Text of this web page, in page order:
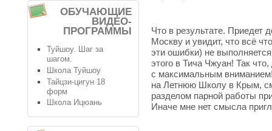
Что в результате. Приедет
Москву и увидит, что всё
эти ошибки) не
этого в Тича Чжуан! Так
с максимальным
на Летнюю Школу в Крым,
разделом парной работы
Иначе мне нет смысла
ОБУЧАЮЩИЕ
ВИДЕО-
ПРОГРАММЫ
Туйшоу. Шаг за
шагом.
Школа Туйшоу
Тайцзи-цигун 18
форм
Школа Ицюань